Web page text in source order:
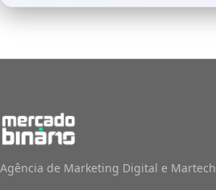
Agência de Marketing Digital e Martech